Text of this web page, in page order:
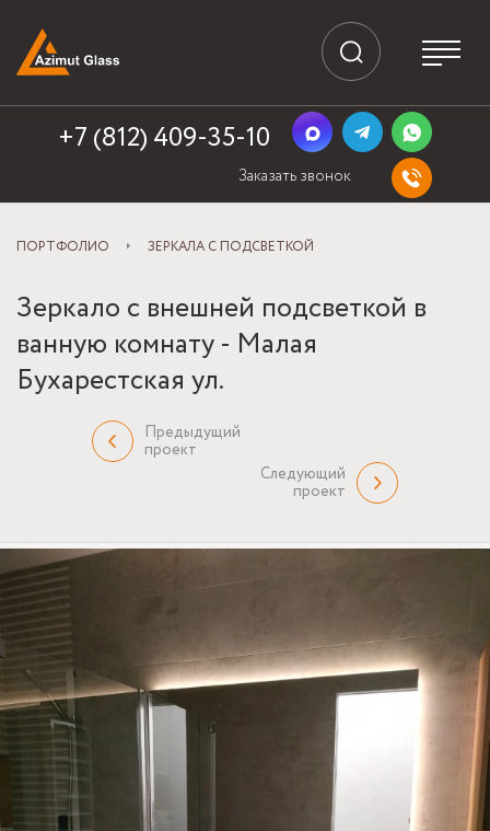
+7 (812) 409-35-10
Заказать звонок
ПОРТФОЛИО ЗЕРКАЛА С ПОДСВЕТКОЙ
Зеркало с внешней подсветкой в
ванную комнату - Малая
Бухарестская ул.
Предыдущий
проект
Следующий
проект